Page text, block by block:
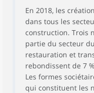
En 2018, les
dans tous les
construction. Trois
partie du secteur
restauration et
rebondissent de 7
Les formes
qui constituent les